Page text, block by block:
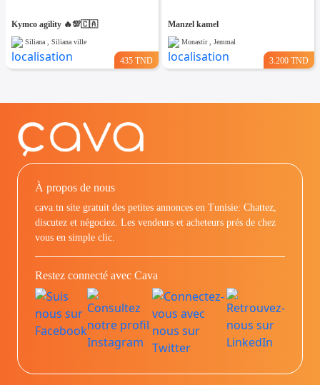
Kymco agility 🔥💯🇨🇦
Siliana , Siliana ville
435 TND
Manzel kamel
Monastir , Jemmal
3.200 TND
À propos de nous
cava.tn site gratuit des petites annonces en Tunisie: Chattez,
discutez et négociez. Les vendeurs et acheteurs prés de chez
vous en simple clic.
Restez connecté avec Cava